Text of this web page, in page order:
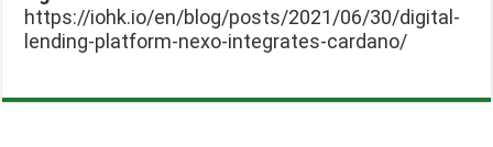
https://iohk.io/en/blog/posts/2021/06/30/digital-
lending-platform-nexo-integrates-cardano/